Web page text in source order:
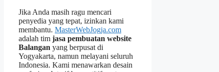
Jika Anda masih ragu mencari
penyedia yang tepat, izinkan kami
membantu. MasterWebJogja.com
adalah tim jasa pembuatan website
Balangan yang berpusat di
Yogyakarta, namun melayani seluruh
Indonesia. Kami menawarkan desain